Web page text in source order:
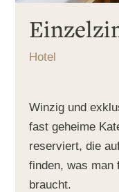
Hotel
Winzig und
fast geheime
reserviert, die
finden, was man
braucht.